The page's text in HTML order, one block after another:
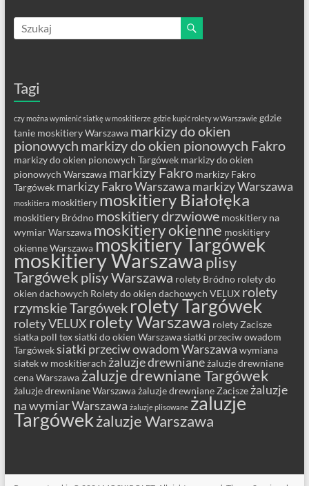
Tagi
czy można wymienić siatkę w moskitierze gdzie kupić rolety w Warszawie gdzie
tanie moskitiery Warszawa markizy do okien
pionowych markizy do okien pionowych Fakro
markizy do okien pionowych Targówek markizy do okien
pionowych Warszawa markizy Fakro markizy Fakro
Targówek markizy Fakro Warszawa markizy Warszawa
moskitiera moskitiery moskitiery Białołęka
moskitiery Bródno moskitiery drzwiowe moskitiery na
wymiar Warszawa moskitiery okienne moskitiery
okienne Warszawa moskitiery Targówek
moskitiery Warszawa plisy
Targówek plisy Warszawa rolety Bródno rolety do
okien dachowych Rolety do okien dachowych VELUX rolety
rzymskie Targówek rolety Targówek
rolety VELUX rolety Warszawa rolety Zacisze
siatka poll texsiatki do okien Warszawasiatki przeciw owadom
Targóweksiatki przeciw owadom Warszawa wymiana
siatek w moskitierach żaluzje drewnianeżaluzje drewniane
cena Warszawa żaluzje drewniane Targówek
żaluzje drewniane Warszaważaluzje drewniane Zacisze żaluzje
na wymiar Warszawa żaluzje plisowane żaluzje
Targówekżaluzje Warszawa